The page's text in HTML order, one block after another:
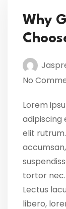
Why
No
Lorem
adipiscing
elit
tortor
Lectus
libero,